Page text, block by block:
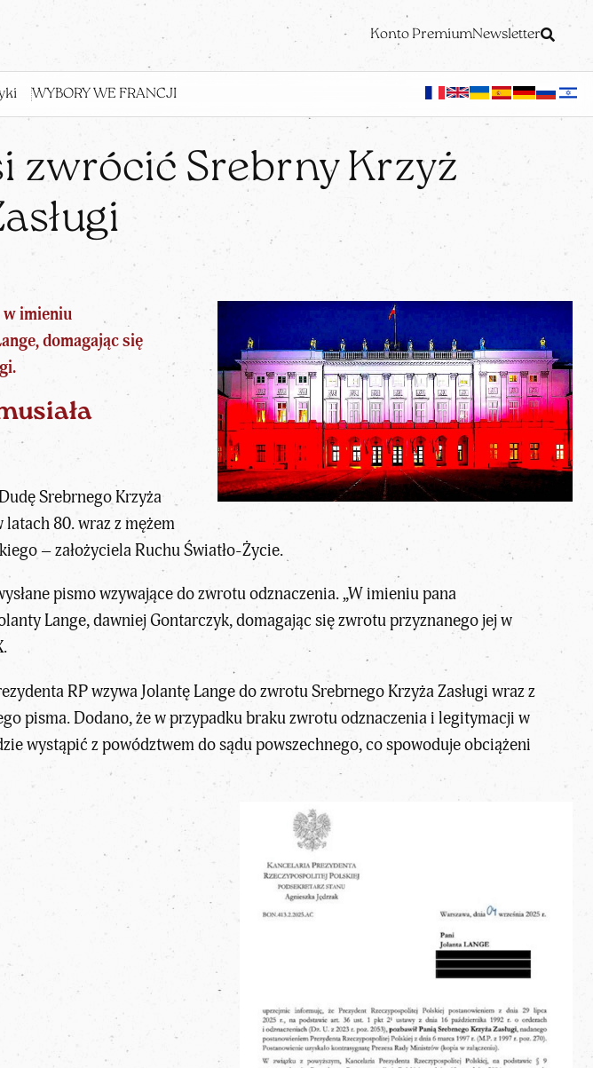
Konto PremiumNewsletter
WYBORY WE FRANCJI
zwrócić Srebrny Krzyż
imieniu
domagając się
Srebrnego Krzyża
latach 80. wraz z mężem
– założyciela Ruchu Światło-Życie.
pismo wzywające do zwrotu odznaczenia. „W imieniu pana
Lange, dawniej Gontarczyk, domagając się zwrotu przyznanego jej w
RP wzywa Jolantę Lange do zwrotu Srebrnego Krzyża Zasługi wraz z
pisma. Dodano, że w przypadku braku zwrotu odznaczenia i legitymacji w
wystąpić z powództwem do sądu powszechnego, co spowoduje obciążeni